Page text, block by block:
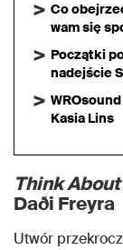
Co
wam się
Początki
nadejście
Kasia Lins
Think
Daði Freyra
Utwór